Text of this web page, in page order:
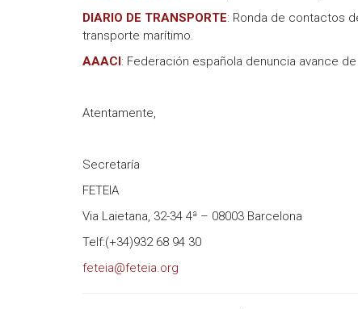
DIARIO DE TRANSPORTE: Ronda de contactos
transporte marítimo.
AAACI: Federación española denuncia avance
Atentamente,
Secretaría
FETEIA
Via Laietana, 32-34 4ª – 08003 Barcelona
Telf:(+34)932 68 94 30
feteia@feteia.org